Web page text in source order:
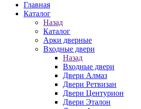
Главная
Каталог
Назад
Каталог
Арки дверные
Входные двери
Назад
Входные двери
Двери Алмаз
Двери Ретвизан
Двери Центурион
Двери Эталон